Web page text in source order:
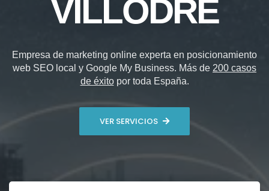
VILLODRE
Empresa de marketing online experta en posicionamiento
web SEO local y Google My Business. Más de 200 casos
de éxitopor toda España.
VER SERVICIOS